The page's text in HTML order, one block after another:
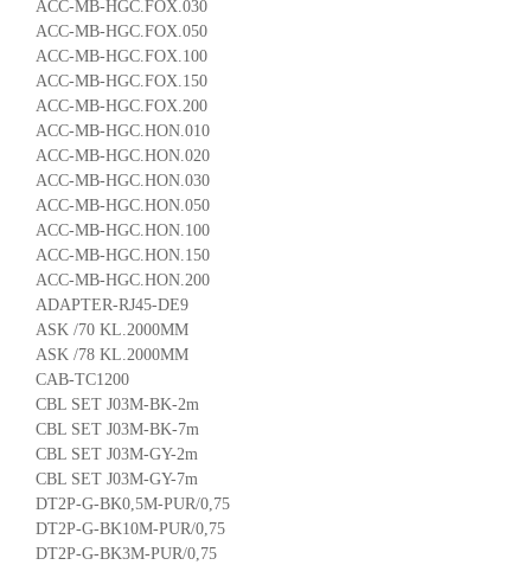
ACC-MB-HGC.FOX.030
ACC-MB-HGC.FOX.050
ACC-MB-HGC.FOX.100
ACC-MB-HGC.FOX.150
ACC-MB-HGC.FOX.200
ACC-MB-HGC.HON.010
ACC-MB-HGC.HON.020
ACC-MB-HGC.HON.030
ACC-MB-HGC.HON.050
ACC-MB-HGC.HON.100
ACC-MB-HGC.HON.150
ACC-MB-HGC.HON.200
ADAPTER-RJ45-DE9
ASK /70 KL.2000MM
ASK /78 KL.2000MM
CAB-TC1200
CBL SET J03M-BK-2m
CBL SET J03M-BK-7m
CBL SET J03M-GY-2m
CBL SET J03M-GY-7m
DT2P-G-BK0,5M-PUR/0,75
DT2P-G-BK10M-PUR/0,75
DT2P-G-BK3M-PUR/0,75